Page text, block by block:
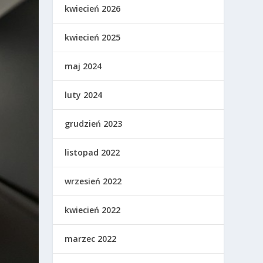
kwiecień 2026
kwiecień 2025
maj 2024
luty 2024
grudzień 2023
listopad 2022
wrzesień 2022
kwiecień 2022
marzec 2022